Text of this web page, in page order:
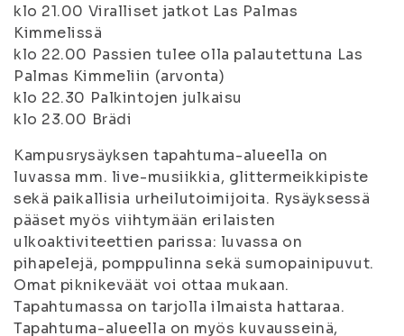
klo 21.00 Viralliset jatkot Las Palmas
Kimmelissä
klo 22.00 Passien tulee olla palautettuna Las
Palmas Kimmeliin (arvonta)
klo 22.30 Palkintojen julkaisu
klo 23.00 Brädi
Kampusrysäyksen tapahtuma-alueella on
luvassa mm. live-musiikkia, glittermeikkipiste
sekä paikallisia urheilutoimijoita. Rysäyksessä
pääset myös viihtymään erilaisten
ulkoaktiviteettien parissa: luvassa on
pihapelejä, pomppulinna sekä sumopainipuvut.
Omat piknikeväät voi ottaa mukaan.
Tapahtumassa on tarjolla ilmaista hattaraa.
Tapahtuma-alueella on myös kuvausseinä,